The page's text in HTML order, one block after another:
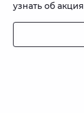
узнать об